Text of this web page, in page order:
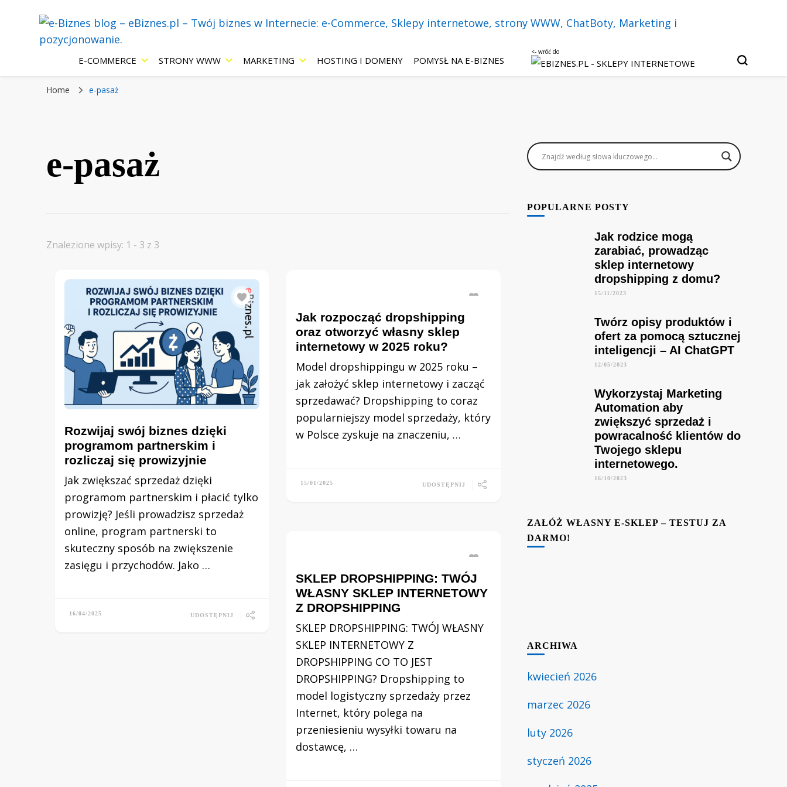
e-Biznes blog – eBiznes.pl – Twój biznes w
strony WWW, ChatBoty, Marketing i
pozycjonowanie.
Blog eBiznes.pl – wszystko o prowadzenie biznesu w Internecie! Wszystko o: sklepach internetowych, stronach WWW, marketingu, czatbotach i sztucznej inteligencji.
E-COMMERCE STRONY WWW MARKETING HOSTING I DOMENY POMYSŁ NA E-BIZNES
Home e-pasaż
e-pasaż
Znalezione wpisy: 1 - 3 z 3
Rozwijaj swój biznes dzięki
programom partnerskim i
rozliczaj się prowizyjnie
Jak zwiększać sprzedaż dzięki
programom partnerskim i płacić tylko
prowizję? Jeśli prowadzisz sprzedaż
online, program partnerski to
skuteczny sposób na zwiększenie
zasięgu i przychodów. Jako …
16/04/2025 UDOSTĘPNIJ
Jak rozpocząć dropshipping
oraz otworzyć własny sklep
internetowy w 2025 roku?
Model dropshippingu w 2025 roku –
jak założyć sklep internetowy i zacząć
sprzedawać? Dropshipping to coraz
popularniejszy model sprzedaży, który
w Polsce zyskuje na znaczeniu, …
15/01/2025 UDOSTĘPNIJ
SKLEP DROPSHIPPING: TWÓJ
WŁASNY SKLEP INTERNETOWY
Z DROPSHIPPING
SKLEP DROPSHIPPING: TWÓJ WŁASNY
SKLEP INTERNETOWY Z
DROPSHIPPING CO TO JEST
DROPSHIPPING? Dropshipping to
model logistyczny sprzedaży przez
Internet, który polega na
przeniesieniu wysyłki towaru na
dostawcę, …
POPULARNE POSTY
Jak rodzice mogą
zarabiać, prowadząc
sklep internetowy
dropshipping z domu?
15/11/2023
Twórz opisy produktów i
ofert za pomocą sztucznej
inteligencji – AI ChatGPT
12/05/2023
Wykorzystaj Marketing
Automation aby
zwiększyć sprzedaż i
powracalność klientów do
Twojego sklepu
internetowego.
16/10/2023
ZAŁÓŻ WŁASNY E-SKLEP – TESTUJ ZA
DARMO!
ARCHIWA
kwiecień 2026
marzec 2026
luty 2026
styczeń 2026